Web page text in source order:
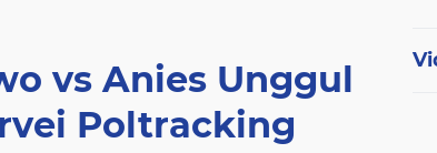
vs Anies Unggul
Poltracking